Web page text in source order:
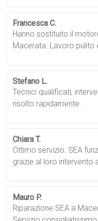
Francesca C.
Hanno sostituito il
Macerata. Lavoro pulito
Stefano L.
Tecnici qualificati,
risolto rapidamente.
Chiara T.
Ottimo servizio. SEA
grazie al loro intervento
Mauro P.
Riparazione SEA a